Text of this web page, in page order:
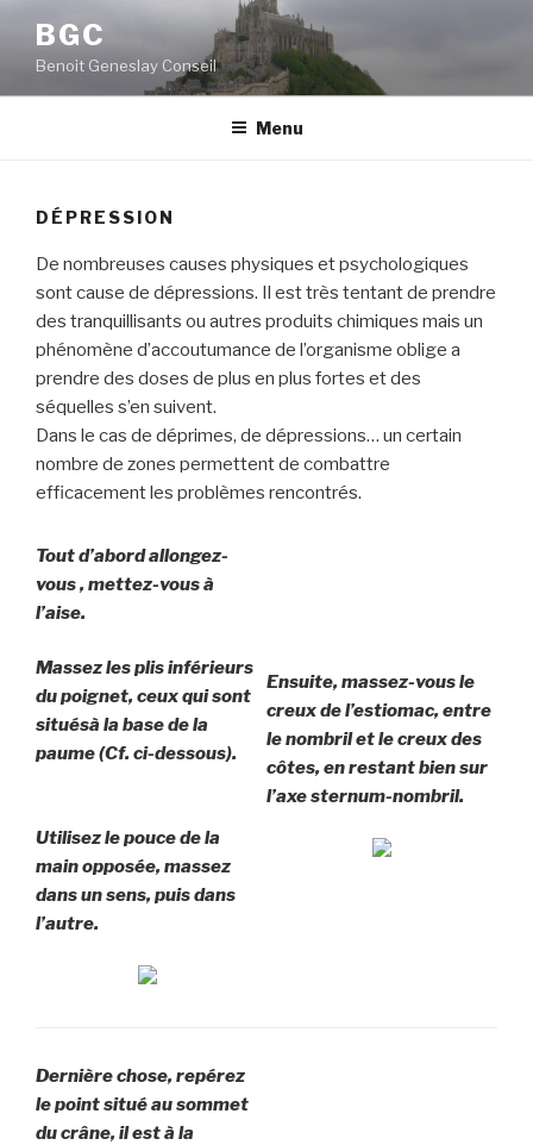
contenu
principal
BGC
Benoit Geneslay Conseil
Menu
DÉPRESSION
De nombreuses causes physiques et psychologiques
sont cause de dépressions. Il est très tentant de prendre
des tranquillisants ou autres produits chimiques mais un
phénomène d’accoutumance de l’organisme oblige a
prendre des doses de plus en plus fortes et des
séquelles s’en suivent.
Dans le cas de déprimes, de dépressions… un certain
nombre de zones permettent de combattre
efficacement les problèmes rencontrés.
Tout d’abord allongez-
vous , mettez-vous à
l’aise.
Massez les plis inférieurs
du poignet, ceux qui sont
situésà la base de la
paume (Cf. ci-dessous).
Utilisez le pouce de la
main opposée, massez
dans un sens, puis dans
l’autre.
Ensuite, massez-vous le
creux de l’estiomac, entre
le nombril et le creux des
côtes, en restant bien sur
l’axe sternum-nombril.
Dernière chose, repérez
le point situé au sommet
du crâne, il est à la